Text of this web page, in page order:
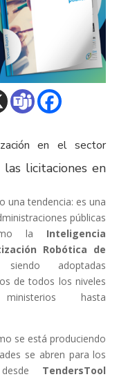
en el sector
licitaciones en
una tendencia: es una
públicas
la Inteligencia
Robótica de
adoptadas
de todos los niveles
hasta
se está produciendo
se abren para los
desde TendersTool